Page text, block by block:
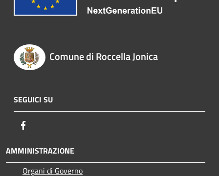
Comune di Roccella Jonica
SEGUICI SU
AMMINISTRAZIONE
Organi di Governo